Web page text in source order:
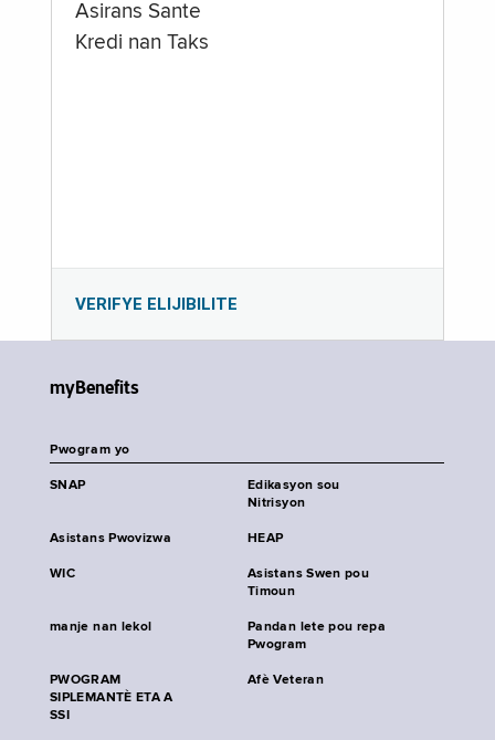
Asirans Sante
Kredi nan Taks
VERIFYE ELIJIBILITE
myBenefits
Pwogram yo
SNAP
Edikasyon sou
Nitrisyon
Asistans Pwovizwa HEAP
WIC
Asistans Swen pou
Timoun
manje nan lekol
Pandan lete pou repa
Pwogram
PWOGRAM
SIPLEMANTÈ ETA A
SSI
Afè Veteran